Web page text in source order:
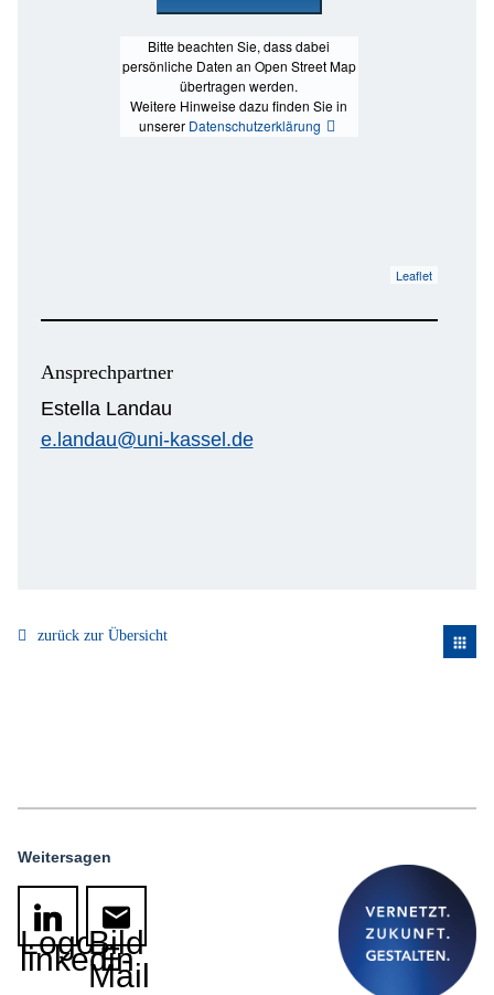
Bitte beachten Sie, dass dabei
persönliche Daten an Open Street Map
übertragen werden.
Weitere Hinweise dazu finden Sie in
unserer Datenschutzerklärung
Leaflet
Ansprechpartner
Estella Landau
e.landau@uni-kassel.de
zurück zur Übersicht apps
Weitersagen
Logo
linkedin
Bild
E-
Mail